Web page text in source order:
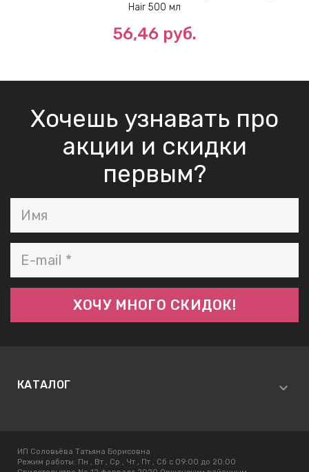
Hair 500 мл
56,46 руб.
Хочешь узнавать про
акции и скидки
первым?
КАТАЛОГ
ИП Соловьёва Татьяна Борисовна
Режим работы: Пн , Вт , Ср , Чт , Пт , Сб c 09:00 до 20:00